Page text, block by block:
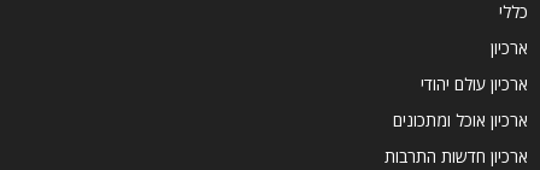
כללי
ארכיון
ארכיון עולם יהודי
ארכיון אוכל ומתכונים
ארכיון חדשות התרבות